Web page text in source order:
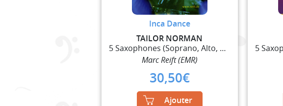
Inca Dance
TAILOR NORMAN
5 Saxophones (Soprano, Alto, 2 Ténor, Baryton)
Marc Reift (EMR)
30,50€
Ajouter